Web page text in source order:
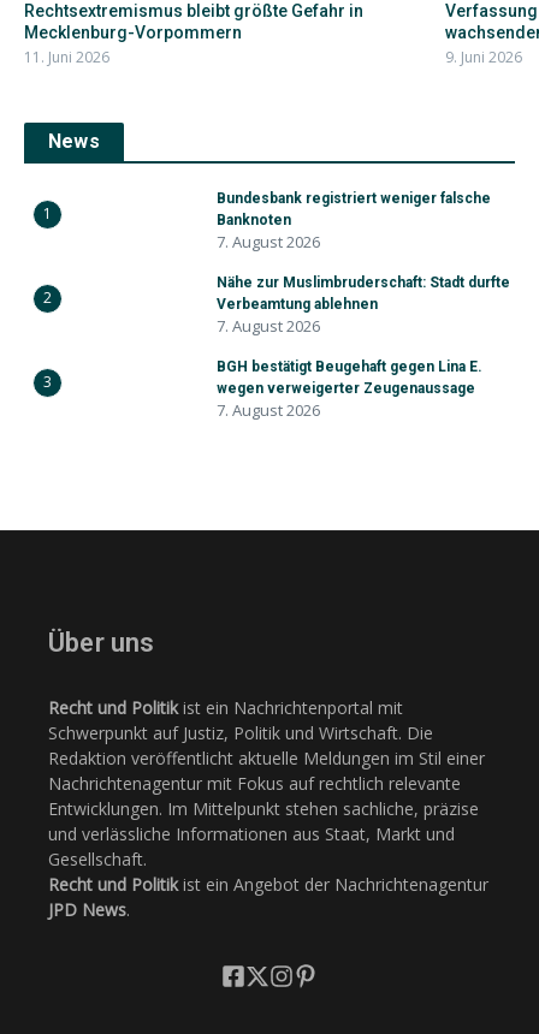
Rechtsextremismus bleibt größte Gefahr in
Mecklenburg-Vorpommern
11. Juni 2026 9. Juni 2026
News
1
Bundesbank registriert weniger falsche
Banknoten
7. August 2026
2
Nähe zur Muslimbruderschaft: Stadt durfte
Verbeamtung ablehnen
7. August 2026
3
BGH bestätigt Beugehaft gegen Lina E.
wegen verweigerter Zeugenaussage
7. August 2026
Über uns
Recht und Politikist ein Nachrichtenportal mit
Schwerpunkt auf Justiz, Politik und Wirtschaft. Die
Redaktion veröffentlicht aktuelle Meldungen im Stil einer
Nachrichtenagentur mit Fokus auf rechtlich relevante
Entwicklungen. Im Mittelpunkt stehen sachliche, präzise
und verlässliche Informationen aus Staat, Markt und
Gesellschaft.
Recht und Politikist ein Angebot der Nachrichtenagentur
JPD News.